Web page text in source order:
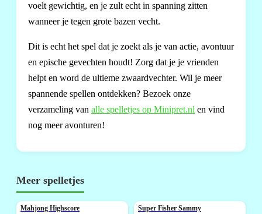
voelt gewichtig, en je zult echt in spanning zitten
wanneer je tegen grote bazen vecht.
Dit is echt het spel dat je zoekt als je van actie, avontuur
en epische gevechten houdt! Zorg dat je je vrienden
helpt en word de ultieme zwaardvechter. Wil je meer
spannende spellen ontdekken? Bezoek onze
verzameling van alle spelletjes op Minipret.nl en vind
nog meer avonturen!
Meer spelletjes
NIEUW
Mahjong Highscore NIEUW
Super Fisher Sammy